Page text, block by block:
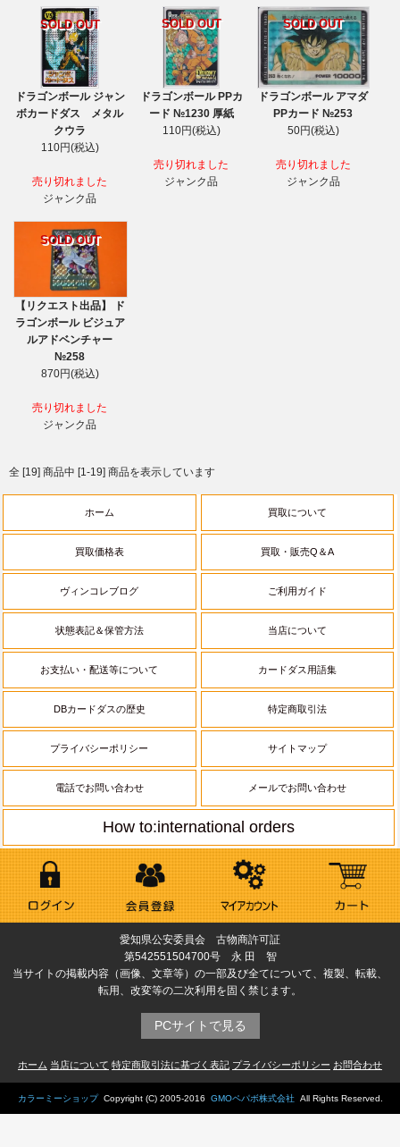
ドラゴンボール ジャン
ボカードダス メタル
クウラ
110円(税込)
SOLD OUT
売り切れました
ジャンク品
ドラゴンボール PPカ
ード №1230 厚紙
110円(税込)
SOLD OUT
売り切れました
ジャンク品
ドラゴンボール アマダ
PPカード №253
50円(税込)
SOLD OUT
売り切れました
ジャンク品
【リクエスト出品】 ド
ラゴンボール ビジュア
ルアドベンチャー
№258
870円(税込)
SOLD OUT
売り切れました
ジャンク品
全 [19] 商品中 [1-19] 商品を表示しています
ホーム 買取について
買取価格表 買取・販売Q＆A
ヴィンコレブログ ご利用ガイド
状態表記＆保管方法 当店について
お支払い・配送等について カードダス用語集
DBカードダスの歴史 特定商取引法
プライバシーポリシー サイトマップ
電話でお問い合わせ メールでお問い合わせ
How to:international orders
愛知県公安委員会 古物商許可証
第542551504700号 永 田 智
当サイトの掲載内容（画像、文章等）の一部及び全てについて、複製、転載、
転用、改変等の二次利用を固く禁じます。
PCサイトで見る
ホーム 当店について 特定商取引法に基づく表記 プライバシーポリシー お問合わせ
カラーミーショップCopyright (C) 2005-2016 GMOペパボ株式会社All Rights Reserved.